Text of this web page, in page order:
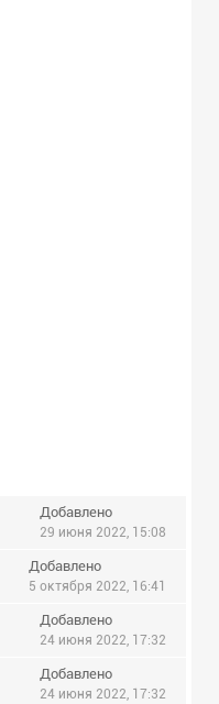
Добавлено
29 июня 2022, 15:08
Добавлено
5 октября 2022, 16:41
Добавлено
24 июня 2022, 17:32
Добавлено
24 июня 2022, 17:32